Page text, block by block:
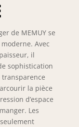
à
5
à tout
que 2
pour
et la
au
une
durable.
de pieds
de MEMUY se
Avec
il
sophistication
transparence
la pièce
d’espace
Les